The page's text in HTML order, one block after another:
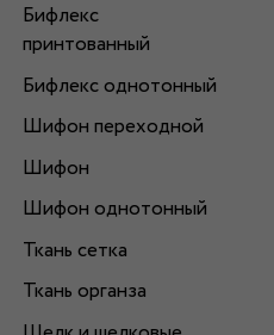
Бифлекс
принтованный
Бифлекс однотонный
Шифон переходной
Шифон
Шифон однотонный
Ткань сетка
Ткань органза